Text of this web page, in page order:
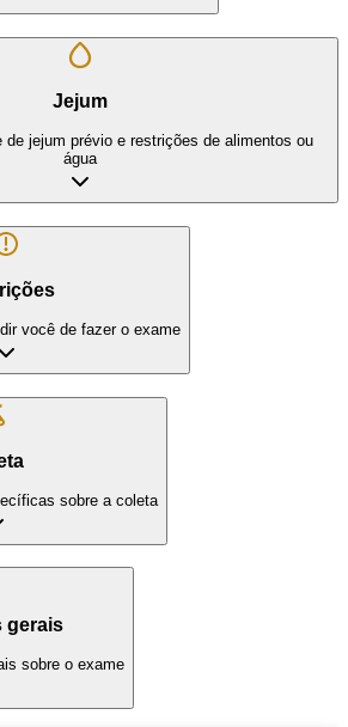
Jejum
de jejum prévio e restrições de alimentos ou
água
você de fazer o exame
sobre a coleta
gerais
sobre o exame